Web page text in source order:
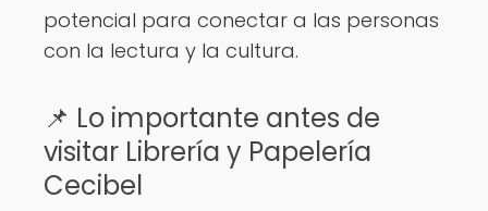
potencial para conectar a las personas
con la lectura y la cultura.
📌 Lo importante antes de
visitar Librería y Papelería
Cecibel